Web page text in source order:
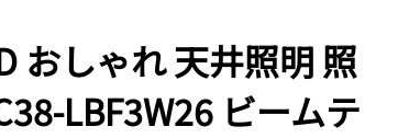
おしゃれ 天井照明 照
LBF3W26 ビームテ